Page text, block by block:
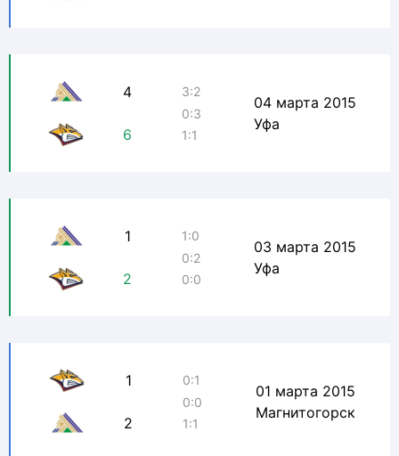
4
6
3:2
0:3
1:1
04 марта 2015
Уфа
1
2
1:0
0:2
0:0
03 марта 2015
Уфа
1
2
0:1
0:0
1:1
01 марта 2015
Магнитогорск